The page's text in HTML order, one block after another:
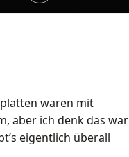
waren mit
aber ich denk das war
eigentlich überall